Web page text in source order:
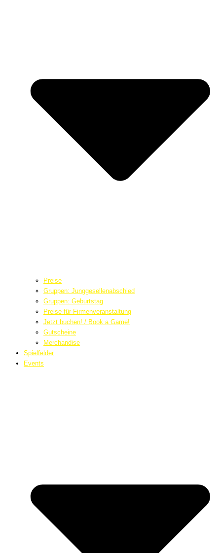
Preise
Gruppen: Junggesellenabschied
Gruppen: Geburtstag
Preise für Firmenveranstaltung
Jetzt buchen! / Book a Game!
Gutscheine
Merchandise
Spielfelder
Events